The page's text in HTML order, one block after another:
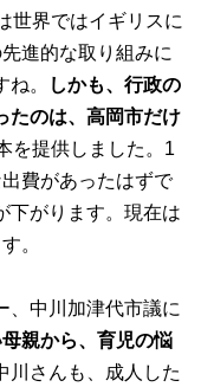
世界ではイギリスに
進的な取り組みに
。
しかも、行政の
たのは、高岡市だけ
を提供しました。1
費があったはずで
下がります。現在は
。
、中川加津代市議に
親から、育児の悩
川さんも、成人した